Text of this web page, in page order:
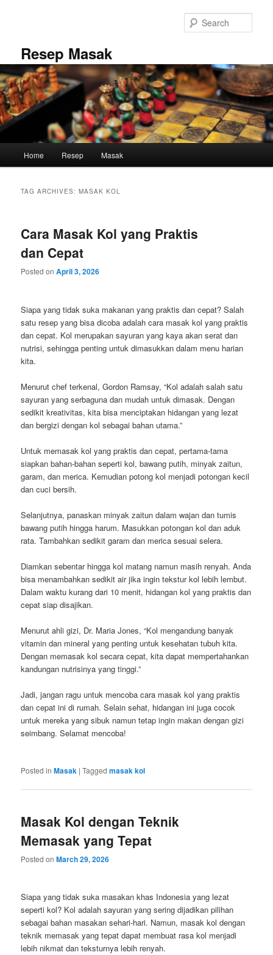
Resep Masak
Home Resep Masak
TAG ARCHIVES:MASAK KOL
Cara Masak Kol yang Praktis
dan Cepat
Posted onApril 3, 2026
Siapa yang tidak suka makanan yang praktis dan cepat? Salah
satu resep yang bisa dicoba adalah cara masak kol yang praktis
dan cepat. Kol merupakan sayuran yang kaya akan serat dan
nutrisi, sehingga penting untuk dimasukkan dalam menu harian
kita.
Menurut chef terkenal, Gordon Ramsay, “Kol adalah salah satu
sayuran yang serbaguna dan mudah untuk dimasak. Dengan
sedikit kreativitas, kita bisa menciptakan hidangan yang lezat
dan bergizi dengan kol sebagai bahan utama.”
Untuk memasak kol yang praktis dan cepat, pertama-tama
siapkan bahan-bahan seperti kol, bawang putih, minyak zaitun,
garam, dan merica. Kemudian potong kol menjadi potongan kecil
dan cuci bersih.
Selanjutnya, panaskan minyak zaitun dalam wajan dan tumis
bawang putih hingga harum. Masukkan potongan kol dan aduk
rata. Tambahkan sedikit garam dan merica sesuai selera.
Diamkan sebentar hingga kol matang namun masih renyah. Anda
bisa menambahkan sedikit air jika ingin tekstur kol lebih lembut.
Dalam waktu kurang dari 10 menit, hidangan kol yang praktis dan
cepat siap disajikan.
Menurut ahli gizi, Dr. Maria Jones, “Kol mengandung banyak
vitamin dan mineral yang penting untuk kesehatan tubuh kita.
Dengan memasak kol secara cepat, kita dapat mempertahankan
kandungan nutrisinya yang tinggi.”
Jadi, jangan ragu untuk mencoba cara masak kol yang praktis
dan cepat ini di rumah. Selain sehat, hidangan ini juga cocok
untuk mereka yang sibuk namun tetap ingin makan dengan gizi
seimbang. Selamat mencoba!
Posted in Masak |Tagged masak kol
Masak Kol dengan Teknik
Memasak yang Tepat
Posted onMarch 29, 2026
Siapa yang tidak suka masakan khas Indonesia yang lezat
seperti kol? Kol adalah sayuran yang sering dijadikan pilihan
sebagai bahan masakan sehari-hari. Namun, masak kol dengan
teknik memasak yang tepat dapat membuat rasa kol menjadi
lebih nikmat dan teksturnya lebih renyah.